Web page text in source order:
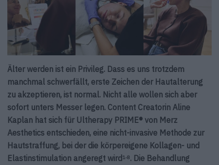
Älter werden ist ein Privileg. Dass es uns trotzdem
manchmal schwerfällt, erste Zeichen der Hautalterung
zu akzeptieren, ist normal. Nicht alle wollen sich aber
sofort unters Messer legen. Content Creatorin Aline
Kaplan hat sich für Ultherapy PRIME® von Merz
Aesthetics entschieden, eine nicht-invasive Methode zur
Hautstraffung, bei der die körpereigene Kollagen- und
Elastinstimulation angeregt wird 1-8. Die Behandlung